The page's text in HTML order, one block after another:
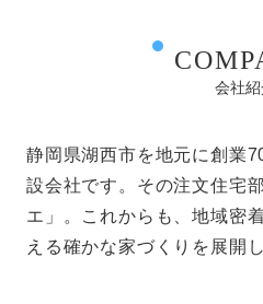
会社紹
静岡県湖西市を地元に創業
設会社です。その注文住宅
エ」。これからも、地域密
える確かな家づくりを展開